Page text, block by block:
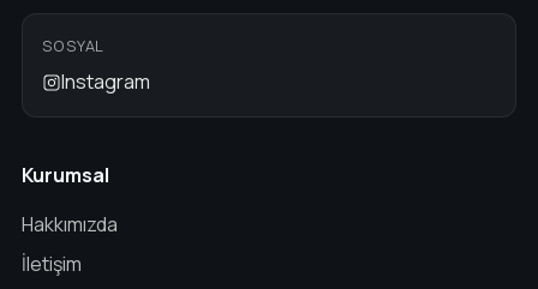
SOSYAL
Instagram
Kurumsal
Hakkımızda
İletişim